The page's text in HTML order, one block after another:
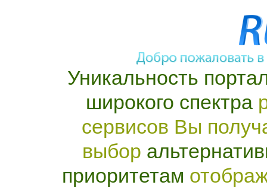
Уникальность
широкого спектра
сервисов Вы
выбор
приоритетам